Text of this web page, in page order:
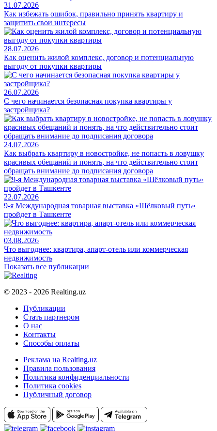
31.07.2026
Как избежать ошибок, правильно принять квартиру и
защитить свои интересы
28.07.2026
Как оценить жилой комплекс, договор и потенциальную
выгоду от покупки квартиры
26.07.2026
С чего начинается безопасная покупка квартиры у
застройщика?
24.07.2026
Как выбрать квартиру в новостройке, не попасть в ловушку
красивых обещаний и понять, на что действительно стоит
обращать внимание до подписания договора
22.07.2026
9-я Международная товарная выставка «Шёлковый путь»
пройдет в Ташкенте
03.08.2026
Что выгоднее: квартира, апарт-отель или коммерческая
недвижимость
Показать все публикации
© 2023 - 2026 Realting.uz
Публикации
Стать партнером
О нас
Контакты
Способы оплаты
Реклама на Realting.uz
Правила пользования
Политика конфиденциальности
Политика cookies
Публичный договор